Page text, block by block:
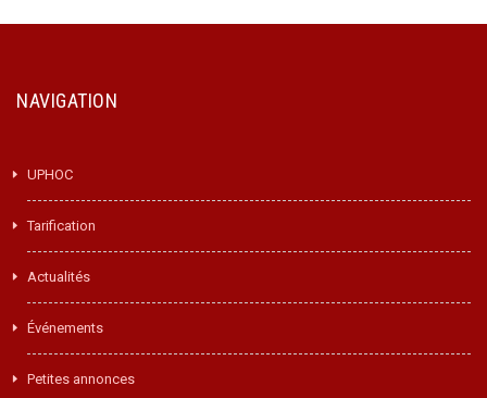
NAVIGATION
UPHOC
Tarification
Actualités
Événements
Petites annonces